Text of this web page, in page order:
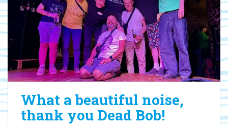
What a beautiful noise,
thank you Dead Bob!